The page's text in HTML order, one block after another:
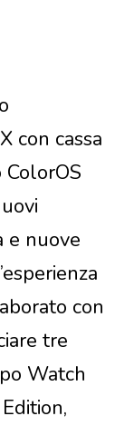
con cassa
e nuove
con
tre
Watch